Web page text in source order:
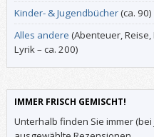
Kinder- & Jugendbücher(ca. 90)
Alles andere (Abenteuer,
Lyrik – ca. 200)
IMMER FRISCH GEMISCHT!
Unterhalb finden Sie immer